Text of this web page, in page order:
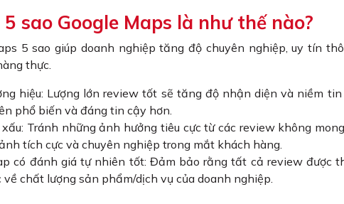
sao Google Maps là như thế nào?
5 sao giúp doanh nghiệp tăng độ chuyên nghiệp, uy tín
thực.
hiệu: Lượng lớn review tốt sẽ tăng độ nhận diện và niềm tin
phổ biến và đáng tin cậy hơn.
Tránh những ảnh hưởng tiêu cực từ các review không
tích cực và chuyên nghiệp trong mắt khách hàng.
có đánh giá tự nhiên tốt: Đảm bảo rằng tất cả review được
chất lượng sản phẩm/dịch vụ của doanh nghiệp.